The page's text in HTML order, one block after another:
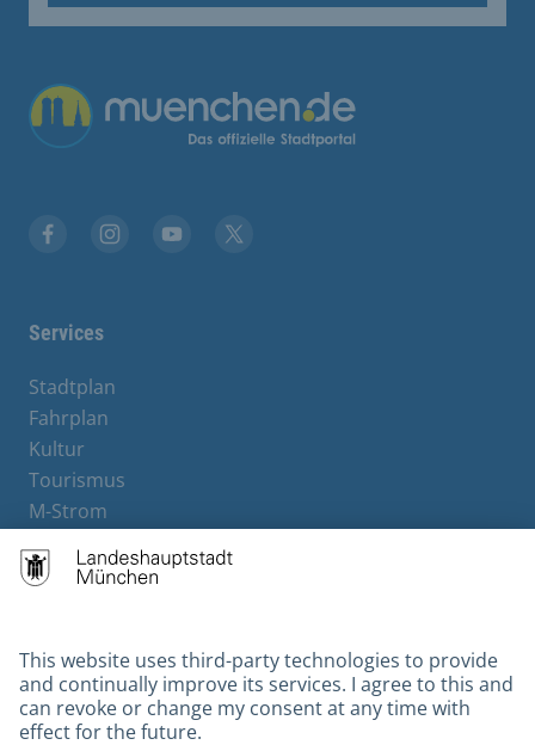
Übergreifende Links
Services
Stadtplan
Fahrplan
Kultur
Tourismus
M-Strom
Hotels
Contact
Barrierefreiheit
Leichte Sprache